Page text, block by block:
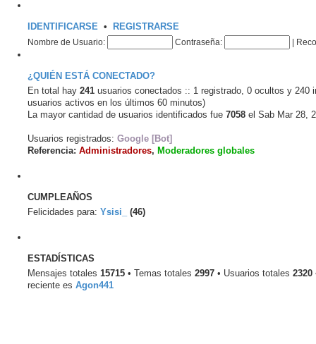
o
e
a
e
IDENTIFICARSE •
REGISTRARSE
Nombre de Usuario:
Contraseña:
¿QUIÉN ESTÁ CONECTADO?
En total hay 241 usuarios conectados :: 1 registrado, 0 ocultos y 240
usuarios activos en los últimos 60 minutos)
La mayor cantidad de usuarios identificados fue 7058 el Sab Mar 28,
Usuarios registrados: Google [Bot]
Referencia: Administradores, Moderadores globales
CUMPLEAÑOS
Felicidades para: Ysisi_ (46)
ESTADÍSTICAS
Mensajes totales 15715 • Temas totales 2997 • Usuarios totales 2320
reciente es Agon441